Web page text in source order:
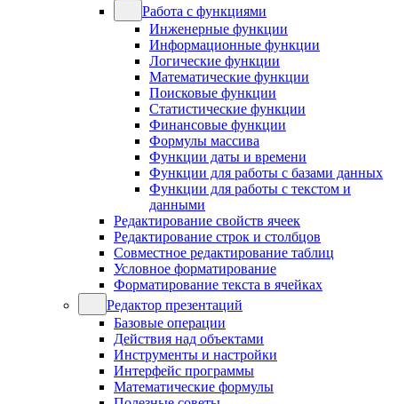
Работа с функциями
Инженерные функции
Информационные функции
Логические функции
Математические функции
Поисковые функции
Статистические функции
Финансовые функции
Формулы массива
Функции даты и времени
Функции для работы с базами данных
Функции для работы с текстом и
данными
Редактирование свойств ячеек
Редактирование строк и столбцов
Совместное редактирование таблиц
Условное форматирование
Форматирование текста в ячейках
Редактор презентаций
Базовые операции
Действия над объектами
Инструменты и настройки
Интерфейс программы
Математические формулы